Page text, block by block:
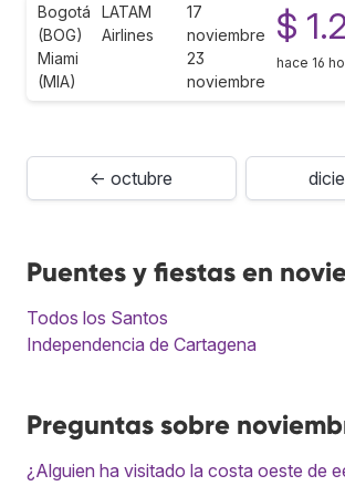
Bogotá
(BOG)
Miami
(MIA)
LATAM
Airlines
17
noviembre
23
noviembre
$
hace 16
← octubre
Puentes y fiestas en
Todos los Santos
Independencia de Cartagena
Preguntas sobre
¿Alguien ha visitado la costa oeste de